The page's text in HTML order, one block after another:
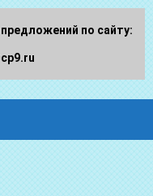
по сайту: